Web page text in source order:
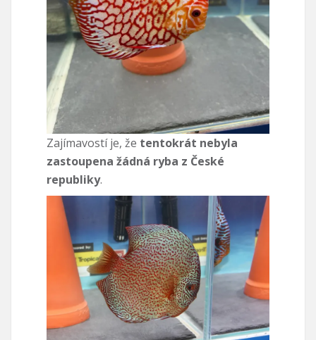
Zajímavostí je, že tentokrát nebyla
zastoupena žádná ryba z České
republiky.